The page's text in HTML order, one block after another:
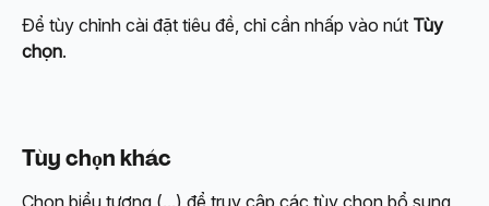
Để tùy chỉnh cài đặt tiêu đề, chỉ cần nhấp vào nút Tùy
chọn.
Tùy chọn khác
Chọn biểu tượng (...) để truy cập các tùy chọn bổ sung,